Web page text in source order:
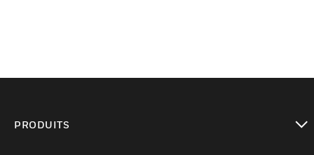
PRODUITS